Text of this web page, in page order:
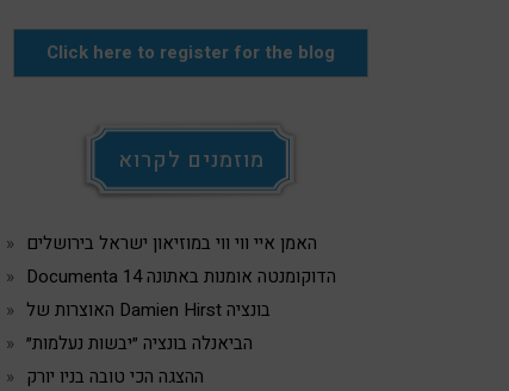
Click here to register for the blog
מוזמנים לקרוא
האמן איי ווי ווי במוזיאון ישראל בירושלים
Documenta 14 הדוקומנטה אומנות באתונה
האוצרות של Damien Hirst בונציה
הביאנלה בונציה ״יבשות נעלמות״
ההצגה הכי טובה בניו יורק